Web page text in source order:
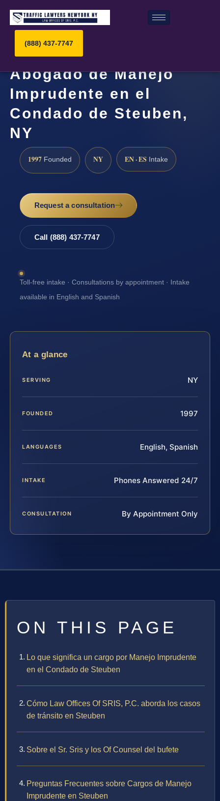
(888) 437-7747
Abogado de Manejo
Imprudente en el
Condado de Steuben,
NY
1997 Founded NY EN · ES Intake
Request a consultation
Call (888) 437-7747
Toll-free intake · Consultations by appointment · Intake
available in English and Spanish
At a glance
SERVING NY
FOUNDED 1997
LANGUAGES English, Spanish
INTAKE Phones Answered 24/7
CONSULTATION By Appointment Only
ON THIS PAGE
Lo que significa un cargo por Manejo Imprudente
en el Condado de Steuben
Cómo Law Offices Of SRIS, P.C. aborda los casos
de tránsito en Steuben
Sobre el Sr. Sris y los Of Counsel del bufete
Preguntas Frecuentes sobre Cargos de Manejo
Imprudente en Steuben